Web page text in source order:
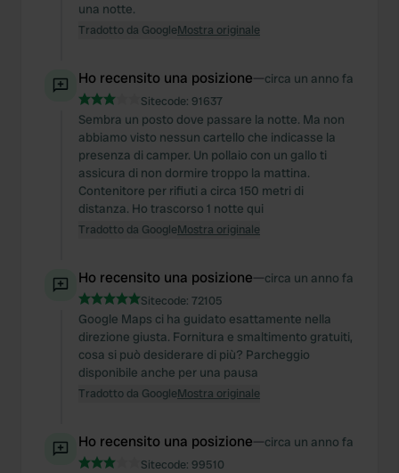
una notte.
Tradotto da GoogleMostra originale
Ho recensito una posizione—circa un anno fa
Sitecode: 91637
Sembra un posto dove passare la notte. Ma non
abbiamo visto nessun cartello che indicasse la
presenza di camper. Un pollaio con un gallo ti
assicura di non dormire troppo la mattina.
Contenitore per rifiuti a circa 150 metri di
distanza. Ho trascorso 1 notte qui
Tradotto da GoogleMostra originale
Ho recensito una posizione—circa un anno fa
Sitecode: 72105
Google Maps ci ha guidato esattamente nella
direzione giusta. Fornitura e smaltimento gratuiti,
cosa si può desiderare di più? Parcheggio
disponibile anche per una pausa
Tradotto da GoogleMostra originale
Ho recensito una posizione—circa un anno fa
Sitecode: 99510